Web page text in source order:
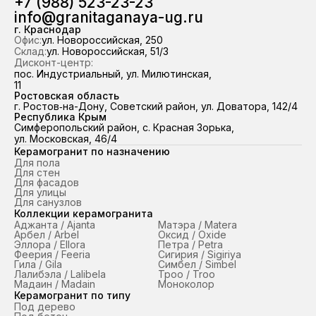
срок.
info@granitaganaya-ug.ru
г. Краснодар
Офис:ул. Новороссийская, 250
Склад:ул. Новороссийская, 51/3
Дисконт-центр:
пос. Индустриальный, ул. Милютинская,
11
Ростовская область
г. Ростов‑на-Дону, Советский район, ул. Доватора, 142/4
Республика Крым
Симферопольский район, с. Красная Зорька,
ул. Московская, 46/4
Керамогранит по назначению
Для пола
Для стен
Для фасадов
Для улицы
Для санузлов
Коллекции керамогранита
Аджанта / Ajanta
Арбел / Arbel
Эллора / Ellora
Феерия / Feeria
Гила / Gila
Лалибэла / Lalibela
Мадаин / Madain
Матэра / Matera
Оксид / Oxide
Петра / Petra
Сигирия / Sigiriya
Симбел / Simbel
Троо / Troo
Моноколор
Керамогранит по типу
Под дерево